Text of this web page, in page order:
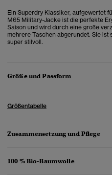
Ein Superdry Klassiker, aufgewertet
M65 Military-Jacke ist die perfekte
Saison und wird durch eine große
mehrere Taschen abgerundet. Sie ist
super stilvoll.
Größe und Passform
Größentabelle
Zusammensetzung und Pflege
100 % Bio-Baumwolle